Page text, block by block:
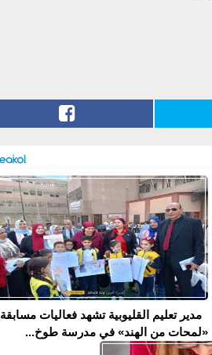
مدير تعليم القليوبية تشهد فعاليات مسابقة
«لمحات من الهند» في مدرسة طوخ...